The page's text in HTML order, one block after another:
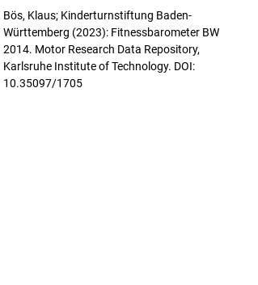
Bös, Klaus; Kinderturnstiftung Baden-
Württemberg (2023): Fitnessbarometer BW
2014. Motor Research Data Repository,
Karlsruhe Institute of Technology. DOI:
10.35097/1705